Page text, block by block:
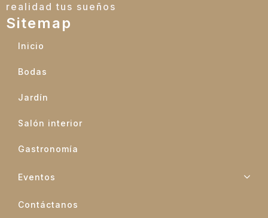
realidad tus sueños
Sitemap
Inicio
Bodas
Jardín
Salón interior
Gastronomía
Eventos
Contáctanos